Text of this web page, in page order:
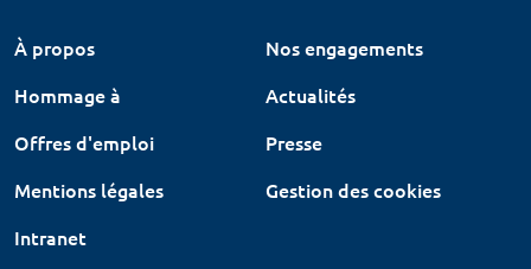
À propos
Nos engagements
Hommage à
Actualités
Offres d'emploi
Presse
Mentions légales
Gestion des cookies
Intranet